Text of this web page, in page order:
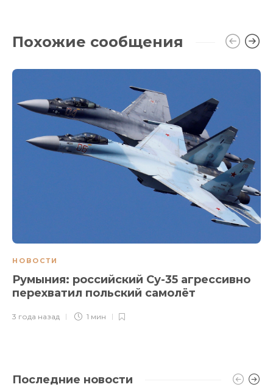
Похожие сообщения
НОВОСТИ
Румыния: российский Су-35 агрессивно
перехватил польский самолёт
3 года назад 1 мин
Последние новости